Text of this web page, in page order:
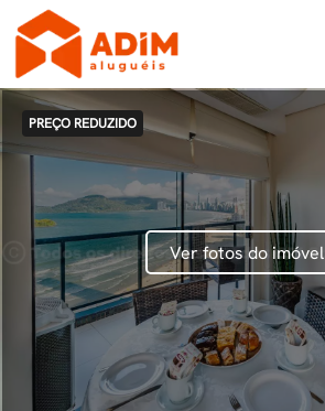
PREÇO REDUZIDO
Ver fotos do imóvel